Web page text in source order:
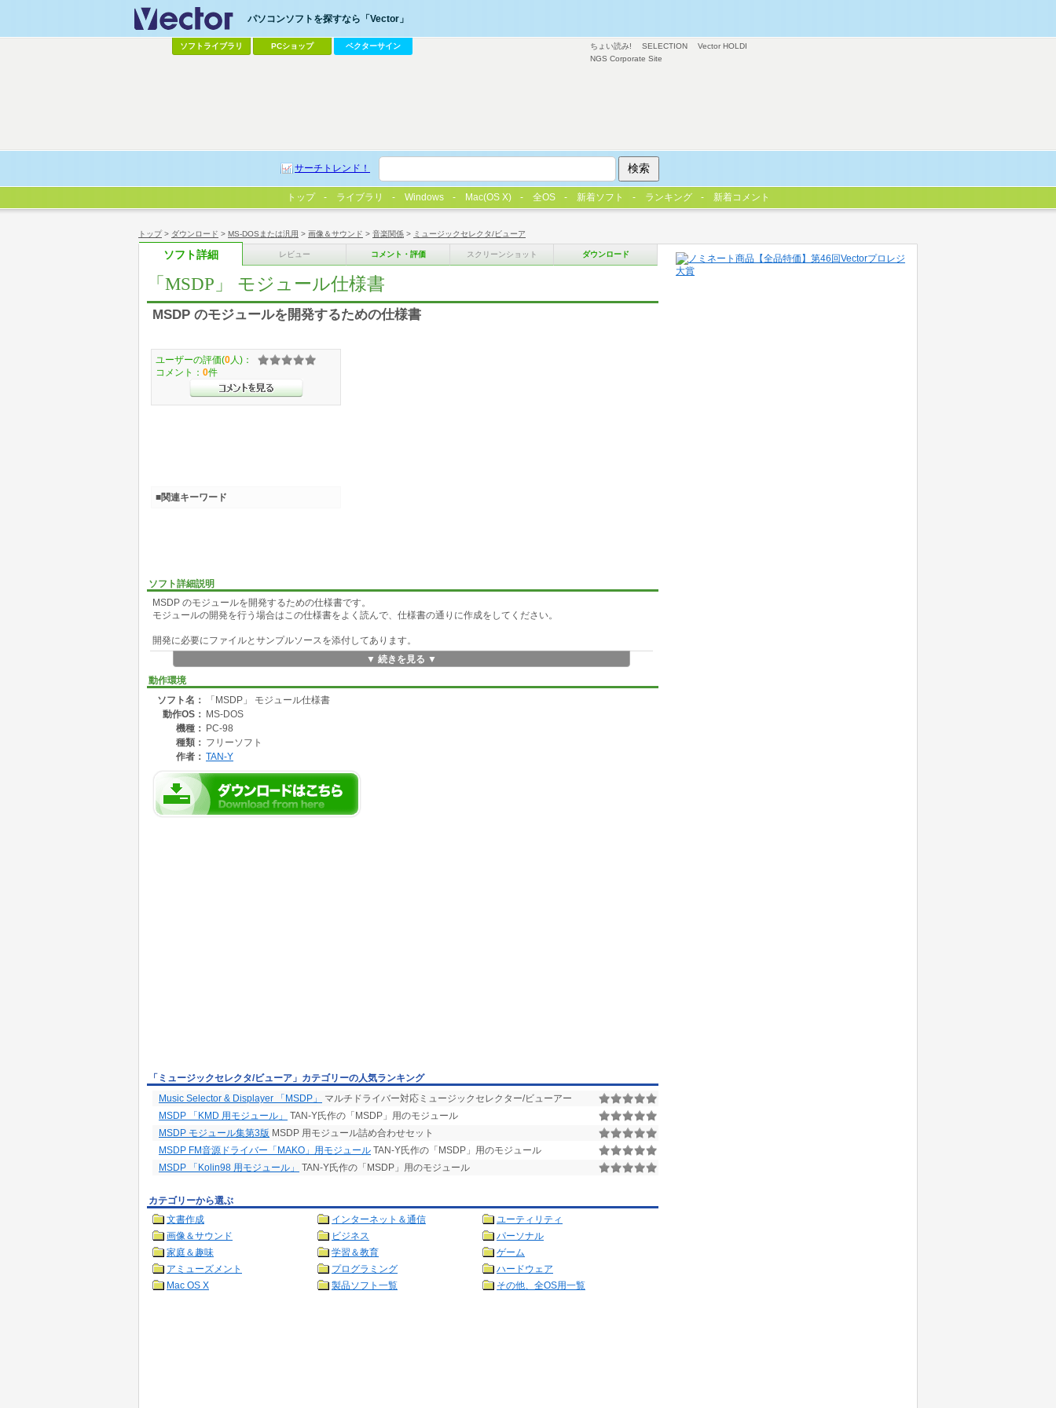
トップ> ダウンロード > MS-DOSまたは汎用 > 画像＆サウンド > 音楽関係 > ミュージックセレクタ/ビューア
ソフト詳細 レビュー コメント・評価 スクリーンショット ダウンロード
「MSDP」 モジュール仕様書
MSDP のモジュールを開発するための仕様書
ソフト詳細説明
MSDP のモジュールを開発するための仕様書です。
モジュールの開発を行う場合はこの仕様書をよく読んで、仕様書の通りに作成をしてください。
開発に必要にファイルとサンプルソースを添付してあります。
▼ 続きを見る ▼
動作環境
ソフト名：
「MSDP」 モジュール仕様書
動作OS： MS-DOS
機種： PC-98
種類： フリーソフト
作者： TAN-Y
ユーザーの評価(0 人)：
コメント： 0件
■関連キーワード
「ミュージックセレクタ/ビューア」カテゴリーの人気ランキング
Music Selector & Displayer 「MSDP」
マルチドライバー対応ミュージックセレクター/ビューアー
MSDP 「KMD 用モジュール」
TAN-Y氏作の「MSDP」用のモジュール
MSDP モジュール集第3版 MSDP 用モジュール詰め合わせセット
MSDP FM音源ドライバー「MAKO」用モジュール TAN-Y氏作の「MSDP」用のモジュール
MSDP 「Kolin98 用モジュール」
TAN-Y氏作の「MSDP」用のモジュール
カテゴリーから選ぶ
文書作成
インターネット＆通信
ユーティリティ
画像＆サウンド
ビジネス
パーソナル
家庭＆趣味
学習＆教育
ゲーム
アミューズメント
プログラミング
ハードウェア
Mac OS X
製品ソフト一覧 その他、全OS用一覧
ちょい読み! SELECTION
Vector HOLDI
NGS Corporate Site
パソコンソフトを探すなら「Vector」
ソフトライブラリ PCショップ ベクターサイン
サーチトレンド！
トップ ライブラリ Windows Mac(OS X) 全OS 新着ソフト ランキング 新着コメント